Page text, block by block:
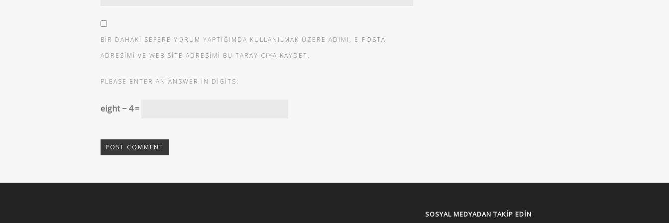
BIR DAHAKI SEFERE YORUM YAPTIĞIMDA KULLANILMAK ÜZERE ADIMI, E-POSTA
ADRESIMI VE WEB SITE ADRESIMI BU TARAYICIYA KAYDET.
PLEASE ENTER AN ANSWER IN DIGITS:
eight − 4 =
SOSYAL MEDYADAN TAKIP EDIN